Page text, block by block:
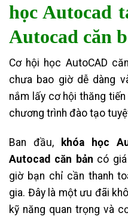
học Autocad
Autocad căn
Cơ hội học AutoCAD
chưa bao giờ dễ dàng
nắm lấy cơ hội thăng
chương trình đào tạo
Ban đầu,
khóa học
Autocad căn bản có giá
giờ bạn chỉ cần thanh
gia. Đây là một ưu đãi
kỹ năng quan trọng và